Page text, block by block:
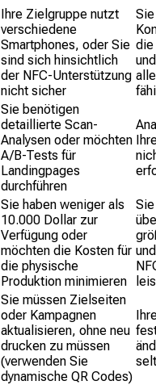
Ihre Zielgruppe nutzt
verschiedene
Smartphones, oder Sie
sind sich hinsichtlich
der NFC-Unterstützung
nicht sicher
die
Sie benötigen
detaillierte Scan-
Analysen oder möchten
A/B-Tests für
Landingpages
durchführen
Sie haben weniger als
10.000 Dollar zur
Verfügung oder
möchten die Kosten für
die physische
Produktion minimieren
Sie müssen Zielseiten
oder Kampagnen
aktualisieren, ohne neu
drucken zu müssen
(verwenden Sie
dynamische QR Codes)